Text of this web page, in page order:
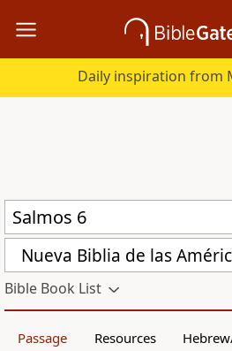
Daily inspiration from
Nueva Biblia de las
Bible Book List
Passage Resources